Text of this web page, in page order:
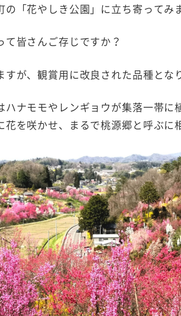
「花やしき公園」に立ち寄ってみ
皆さんご存じですか？
が、観賞用に改良された品種とな
ハナモモやレンギョウが集落一帯
を咲かせ、まるで桃源郷と呼ぶに